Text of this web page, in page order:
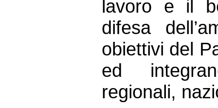
lavoro e il
difesa
obiettivi del
ed
regionali,